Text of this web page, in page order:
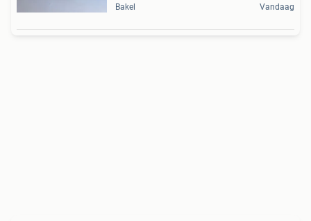
Bakel Vandaag